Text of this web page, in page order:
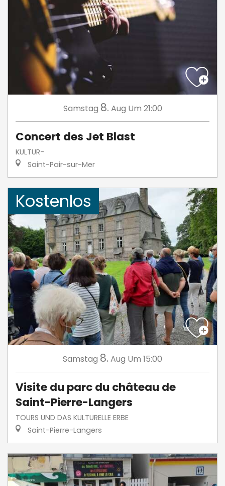
Samstag 8. Aug Um 21:00
Concert des Jet Blast
KULTUR-
Saint-Pair-sur-Mer
Kostenlos
Samstag 8. Aug Um 15:00
Visite du parc du château de
Saint-Pierre-Langers
TOURS UND DAS KULTURELLE ERBE
Saint-Pierre-Langers